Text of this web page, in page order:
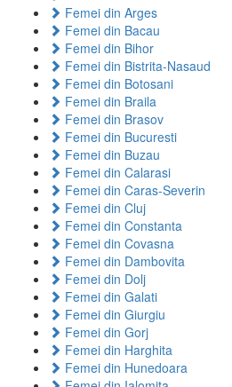
Femei din Arges
Femei din Bacau
Femei din Bihor
Femei din Bistrita-Nasaud
Femei din Botosani
Femei din Braila
Femei din Brasov
Femei din Bucuresti
Femei din Buzau
Femei din Calarasi
Femei din Caras-Severin
Femei din Cluj
Femei din Constanta
Femei din Covasna
Femei din Dambovita
Femei din Dolj
Femei din Galati
Femei din Giurgiu
Femei din Gorj
Femei din Harghita
Femei din Hunedoara